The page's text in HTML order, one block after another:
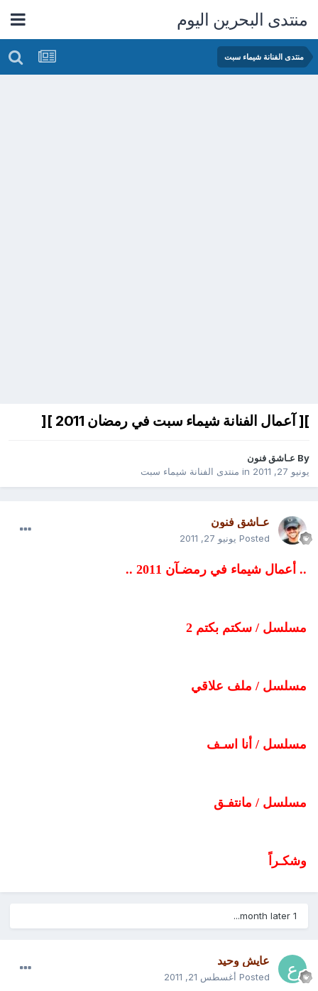
منتدى البحرين اليوم
منتدى الفنانة شيماء سبت
][ آعمال الفنانة شيماء سبت في رمضان 2011 ][
By عـاشق فنون
يونيو 27, 2011
in منتدى الفنانة شيماء سبت
عـاشق فنون
Posted يونيو 27, 2011
.. أعمال شيماء في رمضـآن 2011 ..
مسلسل / سكتم بكتم 2
مسلسل / ملف علاقي
مسلسل / أنا اسـف
مسلسل / مانتفـق
وشكـراً
عايش وحيد
Posted أغسطس 21, 2011